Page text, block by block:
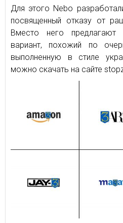
Для этого Nebo
посвященный отказу от
Вместо него предлагают
вариант, похожий по
выполненную в стиле
можно скачать на сайте